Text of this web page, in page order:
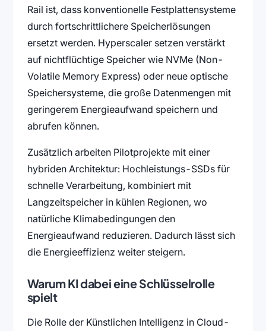
Rail ist, dass konventionelle Festplattensysteme
durch fortschrittlichere Speicherlösungen
ersetzt werden. Hyperscaler setzen verstärkt
auf nichtflüchtige Speicher wie NVMe (Non-
Volatile Memory Express) oder neue optische
Speichersysteme, die große Datenmengen mit
geringerem Energieaufwand speichern und
abrufen können.
Zusätzlich arbeiten Pilotprojekte mit einer
hybriden Architektur: Hochleistungs-SSDs für
schnelle Verarbeitung, kombiniert mit
Langzeitspeicher in kühlen Regionen, wo
natürliche Klimabedingungen den
Energieaufwand reduzieren. Dadurch lässt sich
die Energieeffizienz weiter steigern.
Warum KI dabei eine Schlüsselrolle
spielt
Die Rolle der Künstlichen Intelligenz in Cloud-